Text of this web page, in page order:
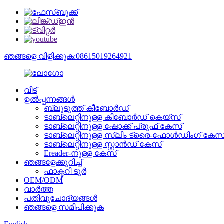
ഞങ്ങളെ വിളിക്കുക:08615019264921
വീട്
ഉൽപ്പന്നങ്ങൾ
ബ്ലൂടൂത്ത് കീബോർഡ്
ടാബ്‌ലെറ്റിനുള്ള കീബോർഡ് കെയ്‌സ്
ടാബ്‌ലെറ്റിനുള്ള ഷോക്ക് പ്രൂഫ് കേസ്
ടാബ്‌ലെറ്റിനുള്ള സ്ലിം ട്രൈ-ഫോൾഡിംഗ്
ടാബ്‌ലെറ്റിനുള്ള സ്റ്റാൻഡ് കേസ്
Ereader-നുള്ള കേസ്
ഞങ്ങളേക്കുറിച്ച്
ഫാക്ടറി ടൂർ
OEM/ODM
വാർത്ത
പതിവുചോദ്യങ്ങൾ
ഞങ്ങളെ സമീപിക്കുക